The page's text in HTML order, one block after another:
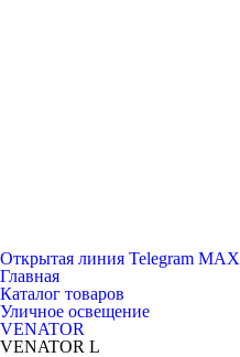
Открытая линия Telegram MAX
Главная
Каталог товаров
Уличное освещение
VENATOR
VENATOR L